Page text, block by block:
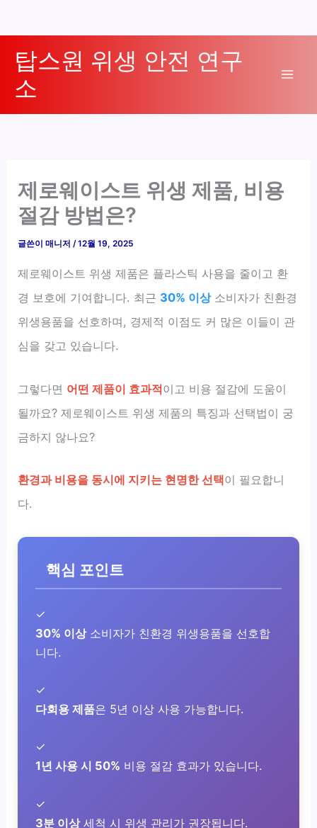
탑스원 위생 안전 연구
소
제로웨이스트 위생 제품, 비용
절감 방법은?
글쓴이매니저/12월 19, 2025
제로웨이스트 위생 제품은 플라스틱 사용을 줄이고 환
경 보호에 기여합니다. 최근 30% 이상소비자가 친환경
위생용품을 선호하며, 경제적 이점도 커 많은 이들이 관
심을 갖고 있습니다.
그렇다면 어떤 제품이 효과적이고 비용 절감에 도움이
될까요? 제로웨이스트 위생 제품의 특징과 선택법이 궁
금하지 않나요?
환경과 비용을 동시에 지키는 현명한 선택이 필요합니
다.
핵심 포인트
✓
30% 이상소비자가 친환경 위생용품을 선호합
니다.
✓
다회용 제품은 5년 이상 사용 가능합니다.
✓
1년 사용 시 50% 비용 절감 효과가 있습니다.
✓
3분 이상세척 시 위생 관리가 권장됩니다.